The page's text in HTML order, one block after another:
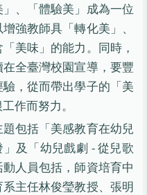
、「體驗美」成為一位
強教師具「轉化美」、
美味」的能力。同時，
全臺灣校園宣導，要豐
，從而帶出學子的「美
作而努力。
包括「美感教育在幼兒
及「幼兒戲劇 - 從兒歌
人員包括，師資培育中
主任林俊瑩教授、張明